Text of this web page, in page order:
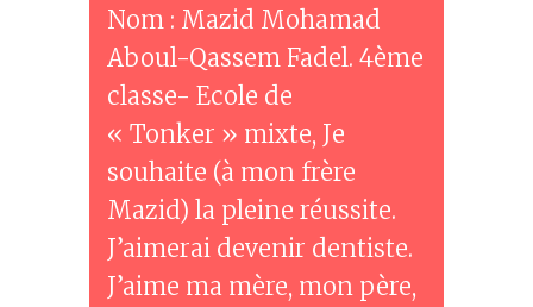
Nom : Mazid Mohamad
Aboul-Qassem Fadel. 4ème
classe- Ecole de
« Tonker » mixte, Je
souhaite (à mon frère
Mazid) la pleine réussite.
J’aimerai devenir dentiste.
J’aime ma mère, mon père,